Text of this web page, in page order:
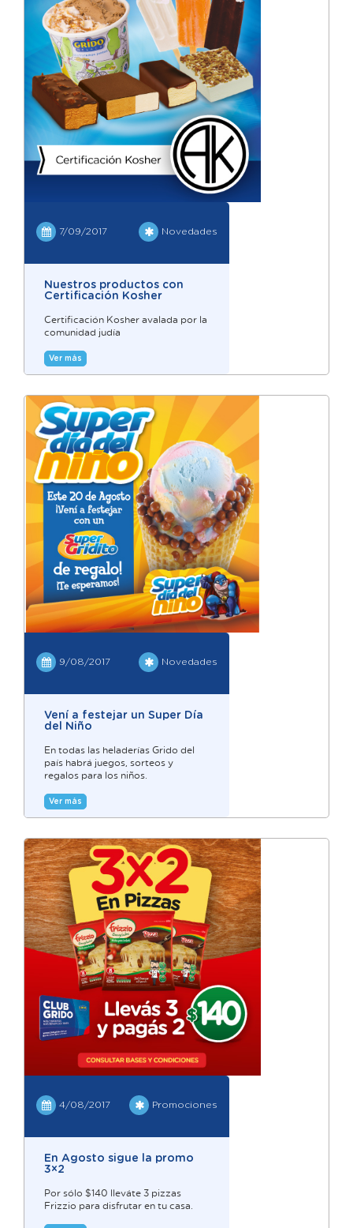
7/09/2017 Novedades
Nuestros productos con
Certificación Kosher
Certificación Kosher avalada por la
comunidad judía
Ver más
9/08/2017 Novedades
Vení a festejar un Super Día
del Niño
En todas las heladerías Grido del
país habrá juegos, sorteos y
regalos para los niños.
Ver más
4/08/2017 Promociones
En Agosto sigue la promo
3×2
Por sólo $140 lleváte 3 pizzas
Frizzio para disfrutar en tu casa.